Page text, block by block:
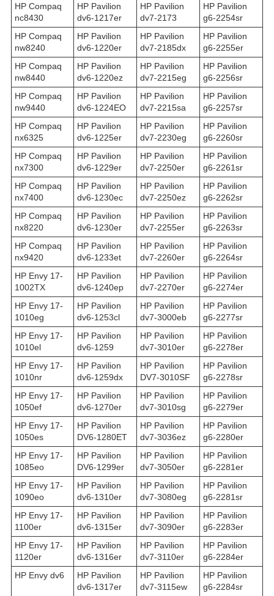
HP Compaq
nc8430
HP Pavilion
dv6-1217er
HP Pavilion
dv7-2173
HP Pavilion
g6-2254sr
HP Compaq
nw8240
HP Pavilion
dv6-1220er
HP Pavilion
dv7-2185dx
HP Pavilion
g6-2255er
HP Compaq
nw8440
HP Pavilion
dv6-1220ez
HP Pavilion
dv7-2215eg
HP Pavilion
g6-2256sr
HP Compaq
nw9440
HP Pavilion
dv6-1224EO
HP Pavilion
dv7-2215sa
HP Pavilion
g6-2257sr
HP Compaq
nx6325
HP Pavilion
dv6-1225er
HP Pavilion
dv7-2230eg
HP Pavilion
g6-2260sr
HP Compaq
nx7300
HP Pavilion
dv6-1229er
HP Pavilion
dv7-2250er
HP Pavilion
g6-2261sr
HP Compaq
nx7400
HP Pavilion
dv6-1230ec
HP Pavilion
dv7-2250ez
HP Pavilion
g6-2262sr
HP Compaq
nx8220
HP Pavilion
dv6-1230er
HP Pavilion
dv7-2255er
HP Pavilion
g6-2263sr
HP Compaq
nx9420
HP Pavilion
dv6-1233et
HP Pavilion
dv7-2260er
HP Pavilion
g6-2264sr
HP Envy 17-
1002TX
HP Pavilion
dv6-1240ep
HP Pavilion
dv7-2270er
HP Pavilion
g6-2274er
HP Envy 17-
1010eg
HP Pavilion
dv6-1253cl
HP Pavilion
dv7-3000eb
HP Pavilion
g6-2277sr
HP Envy 17-
1010el
HP Pavilion
dv6-1259
HP Pavilion
dv7-3010er
HP Pavilion
g6-2278er
HP Envy 17-
1010nr
HP Pavilion
dv6-1259dx
HP Pavilion
DV7-3010SF
HP Pavilion
g6-2278sr
HP Envy 17-
1050ef
HP Pavilion
dv6-1270er
HP Pavilion
dv7-3010sg
HP Pavilion
g6-2279er
HP Envy 17-
1050es
HP Pavilion
DV6-1280ET
HP Pavilion
dv7-3036ez
HP Pavilion
g6-2280er
HP Envy 17-
1085eo
HP Pavilion
DV6-1299er
HP Pavilion
dv7-3050er
HP Pavilion
g6-2281er
HP Envy 17-
1090eo
HP Pavilion
dv6-1310er
HP Pavilion
dv7-3080eg
HP Pavilion
g6-2281sr
HP Envy 17-
1100er
HP Pavilion
dv6-1315er
HP Pavilion
dv7-3090er
HP Pavilion
g6-2283er
HP Envy 17-
1120er
HP Pavilion
dv6-1316er
HP Pavilion
dv7-3110er
HP Pavilion
g6-2284er
HP Envy dv6
HP Pavilion
dv6-1317er
HP Pavilion
dv7-3115ew
HP Pavilion
g6-2284sr